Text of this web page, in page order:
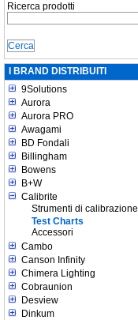
Ricerca prodotti
I BRAND DISTRIBUITI
9Solutions
Aurora
Aurora PRO
Awagami
BD Fondali
Billingham
Bowens
B+W
Calibrite
Strumenti di calibrazione
Test Charts
Accessori
Cambo
Canson Infinity
Chimera Lighting
Cobraunion
Desview
Dinkum